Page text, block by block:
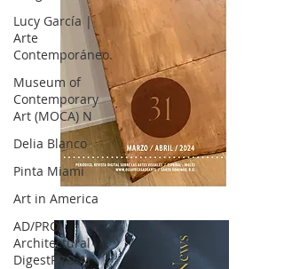
Lucy García |
Arte
Contemporáneo.
Museum of
Contemporary
Art (MOCA) N
Delia Blanco
Pinta Miami
Art in America
AD/PRO
Architectural
DigestPRO Ar
OCA|News 31 / Marzo-Abril / 2024